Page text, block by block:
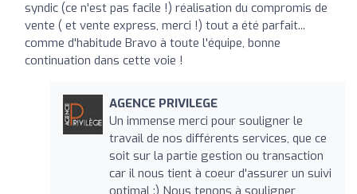
syndic (ce n'est pas facile !) réalisation du compromis de
vente ( et vente express, merci !) tout a été parfait...
comme d'habitude Bravo à toute l'équipe, bonne
continuation dans cette voie !
AGENCE PRIVILEGE
Un immense merci pour souligner le
travail de nos différents services, que ce
soit sur la partie gestion ou transaction
car il nous tient à coeur d'assurer un suivi
optimal :) Nous tenons à souligner